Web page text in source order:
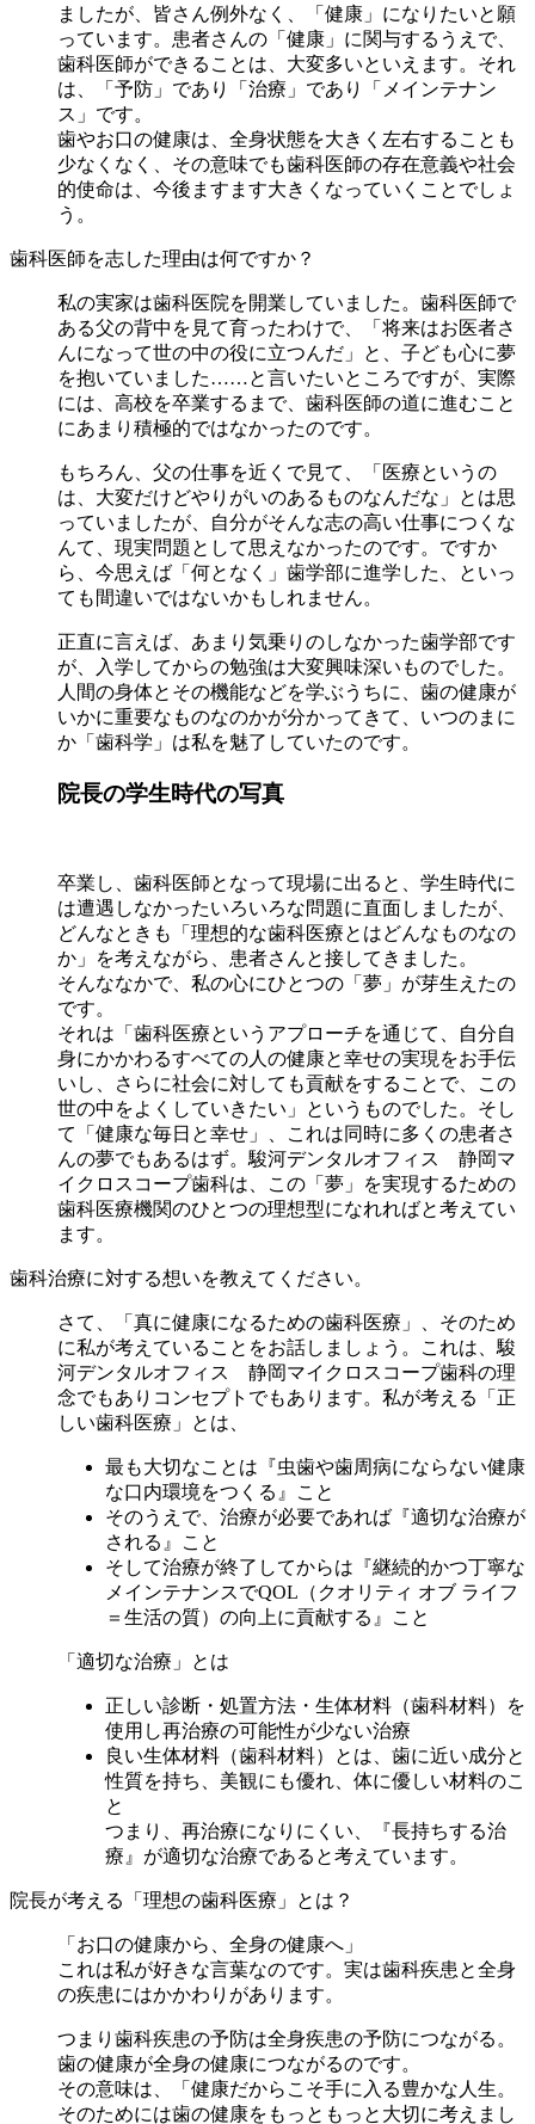
ましたが、皆さん例外なく、「健康」になりたいと願
っています。患者さんの「健康」に関与するうえで、
歯科医師ができることは、大変多いといえます。それ
は、「予防」であり「治療」であり「メインテナン
ス」です。
歯やお口の健康は、全身状態を大きく左右することも
少なくなく、その意味でも歯科医師の存在意義や社会
的使命は、今後ますます大きくなっていくことでしょ
う。
歯科医師を志した理由は何ですか？
私の実家は歯科医院を開業していました。歯科医師で
ある父の背中を見て育ったわけで、「将来はお医者さ
んになって世の中の役に立つんだ」と、子ども心に夢
を抱いていました……と言いたいところですが、実際
には、高校を卒業するまで、歯科医師の道に進むこと
にあまり積極的ではなかったのです。
もちろん、父の仕事を近くで見て、「医療というの
は、大変だけどやりがいのあるものなんだな」とは思
っていましたが、自分がそんな志の高い仕事につくな
んて、現実問題として思えなかったのです。ですか
ら、今思えば「何となく」歯学部に進学した、といっ
ても間違いではないかもしれません。
正直に言えば、あまり気乗りのしなかった歯学部です
が、入学してからの勉強は大変興味深いものでした。
人間の身体とその機能などを学ぶうちに、歯の健康が
いかに重要なものなのかが分かってきて、いつのまに
か「歯科学」は私を魅了していたのです。
院長の学生時代の写真
卒業し、歯科医師となって現場に出ると、学生時代に
は遭遇しなかったいろいろな問題に直面しましたが、
どんなときも「理想的な歯科医療とはどんなものなの
か」を考えながら、患者さんと接してきました。
そんななかで、私の心にひとつの「夢」が芽生えたの
です。
それは「歯科医療というアプローチを通じて、自分自
身にかかわるすべての人の健康と幸せの実現をお手伝
いし、さらに社会に対しても貢献をすることで、この
世の中をよくしていきたい」というものでした。そし
て「健康な毎日と幸せ」、これは同時に多くの患者さ
んの夢でもあるはず。駿河デンタルオフィス 静岡マ
イクロスコープ歯科は、この「夢」を実現するための
歯科医療機関のひとつの理想型になれればと考えてい
ます。
歯科治療に対する想いを教えてください。
さて、「真に健康になるための歯科医療」、そのため
に私が考えていることをお話しましょう。これは、駿
河デンタルオフィス 静岡マイクロスコープ歯科の理
念でもありコンセプトでもあります。私が考える「正
しい歯科医療」とは、
最も大切なことは『虫歯や歯周病にならない健康
な口内環境をつくる』こと
そのうえで、治療が必要であれば『適切な治療が
される』こと
そして治療が終了してからは『継続的かつ丁寧な
メインテナンスでQOL（クオリティ オブ ライフ
＝生活の質）の向上に貢献する』こと
「適切な治療」とは
正しい診断・処置方法・生体材料（歯科材料）を
使用し再治療の可能性が少ない治療
良い生体材料（歯科材料）とは、歯に近い成分と
性質を持ち、美観にも優れ、体に優しい材料のこ
と
つまり、再治療になりにくい、『長持ちする治
療』が適切な治療であると考えています。
院長が考える「理想の歯科医療」とは？
「お口の健康から、全身の健康へ」
これは私が好きな言葉なのです。実は歯科疾患と全身
の疾患にはかかわりがあります。
つまり歯科疾患の予防は全身疾患の予防につながる。
歯の健康が全身の健康につながるのです。
その意味は、「健康だからこそ手に入る豊かな人生。
そのためには歯の健康をもっともっと大切に考えまし